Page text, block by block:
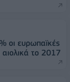
οι ευρωπαϊκές
αιολικά το 2017